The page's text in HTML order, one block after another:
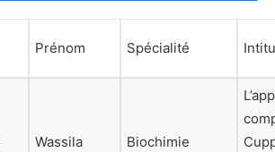
Prénom Spécialité
Wassila Biochimie